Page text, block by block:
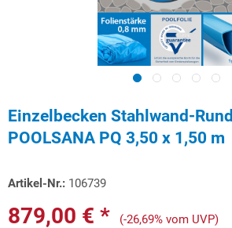
Einzelbecken Stahlwand-
POOLSANA PQ 3,50 x 1,50 m
Artikel-Nr.: 106739
879,00 € *
(-26,69% vom UVP)